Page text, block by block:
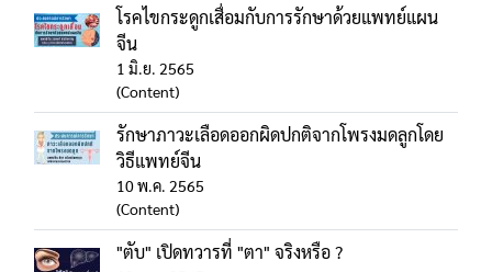
โรคไขกระดูกเสื่อมกับการรักษาด้วยแพทย์แผน
จีน
1 มิ.ย. 2565
(Content)
รักษาภาวะเลือดออกผิดปกติจากโพรงมดลูกโดย
วิธีแพทย์จีน
10 พ.ค. 2565
(Content)
"ตับ" เปิดทวารที่ "ตา" จริงหรือ ?